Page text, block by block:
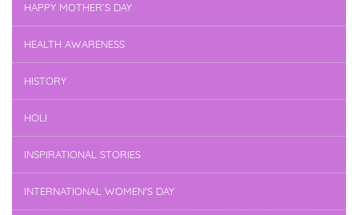
HAPPY MOTHER’S DAY
HEALTH AWARENESS
HISTORY
HOLI
INSPIRATIONAL STORIES
INTERNATIONAL WOMEN'S DAY